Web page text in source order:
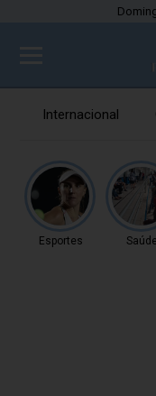
Internacional
Esportes Saúde